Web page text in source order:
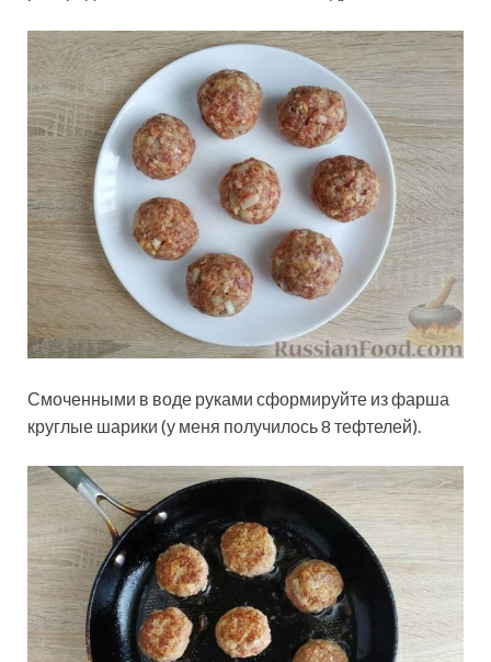
Смоченными в воде руками сформируйте из фарша
круглые шарики (у меня получилось 8 тефтелей).